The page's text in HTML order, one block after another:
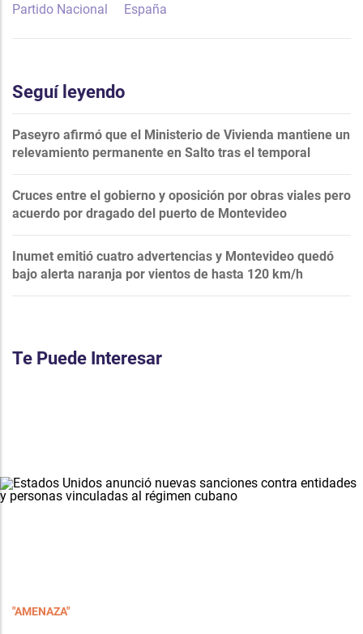
Partido Nacional
España
Seguí leyendo
Paseyro afirmó que el Ministerio de Vivienda mantiene un
relevamiento permanente en Salto tras el temporal
Cruces entre el gobierno y oposición por obras viales pero
acuerdo por dragado del puerto de Montevideo
Inumet emitió cuatro advertencias y Montevideo quedó
bajo alerta naranja por vientos de hasta 120 km/h
Te Puede Interesar
"AMENAZA"